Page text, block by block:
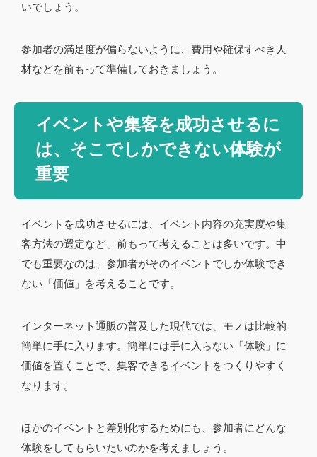
いでしょう。
参加者の満足度が偏らないように、費用や確保すべき人
材などを前もって準備しておきましょう。
イベントや集客を成功させるに
は、そこでしかできない体験が
重要
イベントを成功させるには、イベント内容の充実度や集
客方法の選定など、前もって考えることは多いです。中
でも重要なのは、参加者がそのイベントでしか体験でき
ない「価値」を考えることです。
インターネット通販の普及した現代では、モノは比較的
簡単に手に入ります。簡単には手に入らない「体験」に
価値を置くことで、集客できるイベントをつくりやすく
なります。
ほかのイベントと差別化するためにも、参加者にどんな
体験をしてもらいたいのかを考えましょう。